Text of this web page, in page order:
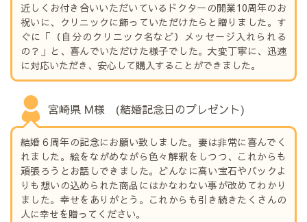
近しくお付き合いいただいているドクターの開業10周年のお
祝いに、クリニックに飾っていただけたらと贈りました。す
ぐに「（自分のクリニック名など）メッセージ入れられる
の？」と、喜んでいただけた様子でした。大変丁寧に、迅速
に対応いただき、安心して購入することができました。
宮崎県 M様 (結婚記念日のプレゼント)
結婚６周年の記念にお願い致しました。妻は非常に喜んでく
れました。絵をながめながら色々解釈をしつつ、これからも
頑張ろうとお話しできました。どんなに高い宝石やバックよ
りも想いの込められた商品にはかなわない事が改めてわかり
ました。幸せをありがとう。これからも引き続きたくさんの
人に幸せを贈ってください。